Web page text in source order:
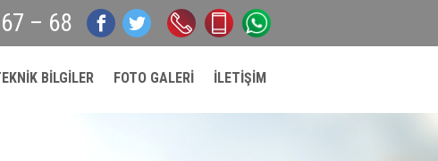
0212
549
0532
660
0532
660
– 68
BİLGİLER FOTO GALERİ İLETİŞİM